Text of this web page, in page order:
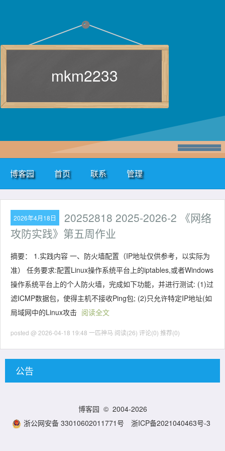
mkm2233
博客园 首页 联系 管理
2026年4月18日
20252818 2025-2026-2 《网络
攻防实践》第五周作业
摘要： 1.实践内容 一、防火墙配置（IP地址仅供参考，以实际为
准） 任务要求:配置Linux操作系统平台上的iptables,或者Windows
操作系统平台上的个人防火墙，完成如下功能，并进行测试: (1)过
滤ICMP数据包，使得主机不接收Ping包; (2)只允许特定IP地址(如
局域网中的Linux攻击 阅读全文
posted @ 2026-04-18 19:48 一匹神马 阅读(26) 评论(0) 推荐(0)
公告
博客园 © 2004-2026
浙公网安备 33010602011771号
浙ICP备2021040463号-3